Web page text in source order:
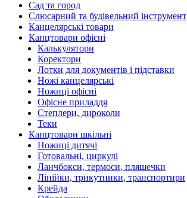
Сад та город
Слюсарний та будівельний інструмент
Канцелярські товари
Канцтовари офісні
Калькулятори
Коректори
Лотки для документів і підставки
Ножі канцелярські
Ножиці офісні
Офісне приладдя
Степлери, дироколи
Теки
Канцтовари шкільні
Ножиці дитячі
Готовальні, циркулі
Ланчбокси, термоси, пляшечки
Лінійки, трикутники, транспортири
Крейда